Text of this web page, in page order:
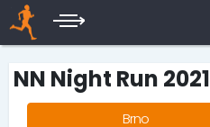
NN Night Run 2021
Brno